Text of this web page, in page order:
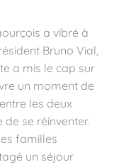
a vibré à
Bruno Vial,
a mis le cap sur
un moment de
les deux
de se réinventer.
familles
un séjour